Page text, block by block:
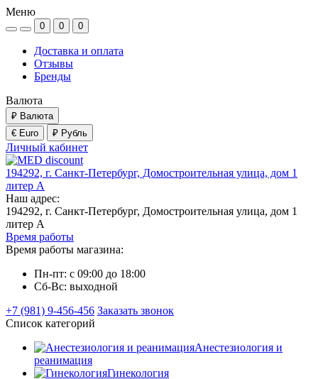
Меню
0 0 0
Доставка и оплата
Отзывы
Бренды
Валюта
₽ Валюта
€ Euro
₽ Рубль
Личный кабинет
194292, г. Санкт-Петербург, Домостроительная улица, дом 1
литер А
Наш адрес:
194292, г. Санкт-Петербург, Домостроительная улица, дом 1
литер А
Время работы
Время работы магазина:
Пн-пт: с 09:00 до 18:00
Сб-Вс: выходной
+7 (981) 9-456-456 Заказать звонок
Список категорий
Анестезиология и
реанимация
Гинекология